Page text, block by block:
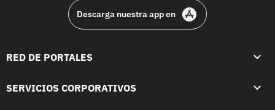
Descarga nuestra app en
RED DE PORTALES
SERVICIOS CORPORATIVOS